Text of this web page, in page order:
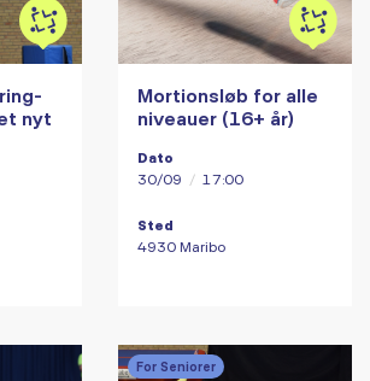
nyt
Mortionsløb for alle
niveauer (16+ år)
Dato
30/09
/ 17:00
Sted
4930 Maribo
For Seniorer